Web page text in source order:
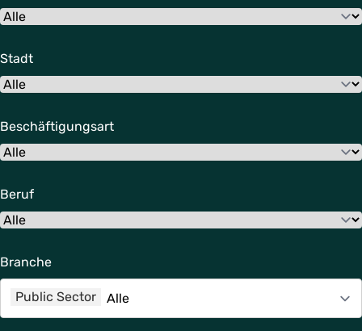
Stadt
Beschäftigungsart
Beruf
Branche
Public Sector